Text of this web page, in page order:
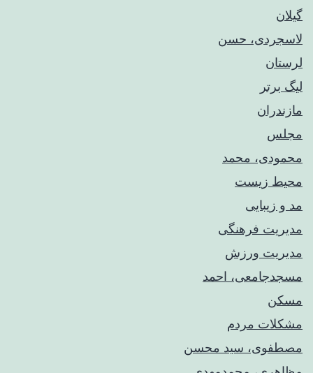
گیلان
لاسجردی، حسن
لرستان
لیگ برتر
مازندران
مجلس
محمودی، محمد
محیط زیست
مد و زیبایی
مدیریت فرهنگی
مدیریت ورزش
مسجدجامعی، احمد
مسکن
مشکلات مردم
مصطفوی، سید محسن